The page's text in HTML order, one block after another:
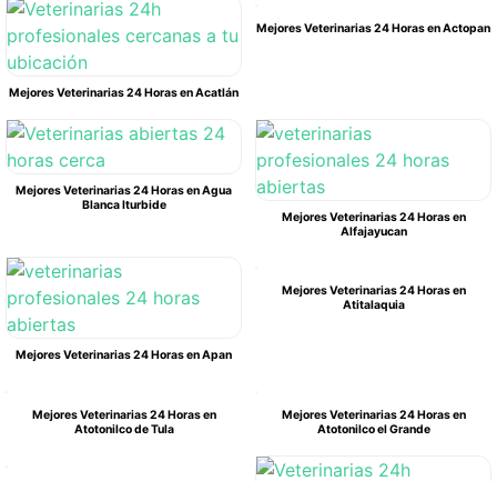
Mejores Veterinarias 24 Horas en Acatlán
Mejores Veterinarias 24 Horas en Actopan
Mejores Veterinarias 24 Horas en Agua
Blanca Iturbide
Mejores Veterinarias 24 Horas en
Alfajayucan
Mejores Veterinarias 24 Horas en Apan
Mejores Veterinarias 24 Horas en
Atitalaquia
Mejores Veterinarias 24 Horas en
Atotonilco de Tula
Mejores Veterinarias 24 Horas en
Atotonilco el Grande